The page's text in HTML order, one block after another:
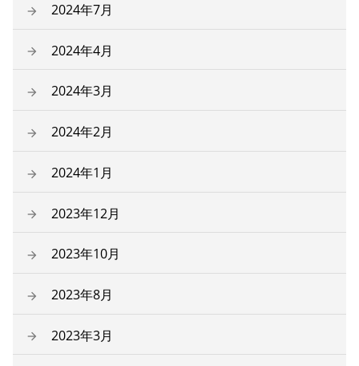
2024年7月
2024年4月
2024年3月
2024年2月
2024年1月
2023年12月
2023年10月
2023年8月
2023年3月